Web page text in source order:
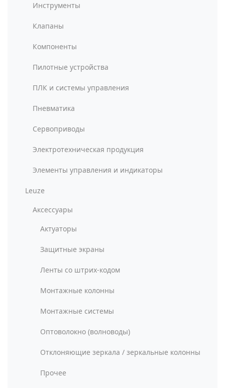
Инструменты
Клапаны
Компоненты
Пилотные устройства
ПЛК и системы управления
Пневматика
Сервоприводы
Электротехническая продукция
Элементы управления и индикаторы
Leuze
Аксессуары
Актуаторы
Защитные экраны
Ленты со штрих-кодом
Монтажные колонны
Монтажные системы
Оптоволокно (волноводы)
Отклоняющие зеркала / зеркальные колонны
Прочее